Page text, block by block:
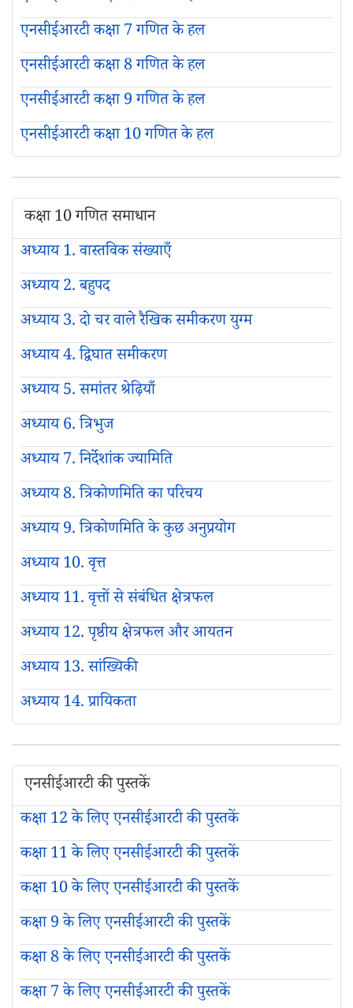
एनसीईआरटी कक्षा 7 गणित के हल
एनसीईआरटी कक्षा 8 गणित के हल
एनसीईआरटी कक्षा 9 गणित के हल
एनसीईआरटी कक्षा 10 गणित के हल
कक्षा 10 गणित समाधान
अध्याय 1. वास्तविक संख्याएँ
अध्याय 2. बहुपद
अध्याय 3. दो चर वाले रैखिक समीकरण युग्म
अध्याय 4. द्विघात समीकरण
अध्याय 5. समांतर श्रेढ़ियाँ
अध्याय 6. त्रिभुज
अध्याय 7. निर्देशांक ज्यामिति
अध्याय 8. त्रिकोणमिति का परिचय
अध्याय 9. त्रिकोणमिति के कुछ अनुप्रयोग
अध्याय 10. वृत्त
अध्याय 11. वृत्तों से संबंधित क्षेत्रफल
अध्याय 12. पृष्ठीय क्षेत्रफल और आयतन
अध्याय 13. सांख्यिकी
अध्याय 14. प्रायिकता
एनसीईआरटी की पुस्तकें
कक्षा 12 के लिए एनसीईआरटी की पुस्तकें
कक्षा 11 के लिए एनसीईआरटी की पुस्तकें
कक्षा 10 के लिए एनसीईआरटी की पुस्तकें
कक्षा 9 के लिए एनसीईआरटी की पुस्तकें
कक्षा 8 के लिए एनसीईआरटी की पुस्तकें
कक्षा 7 के लिए एनसीईआरटी की पुस्तकें